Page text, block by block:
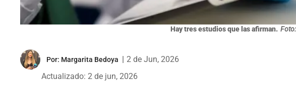
Hay tres estudios que las afirman.
Por: Margarita Bedoya
2 de Jun, 2026
Actualizado: 2 de jun, 2026